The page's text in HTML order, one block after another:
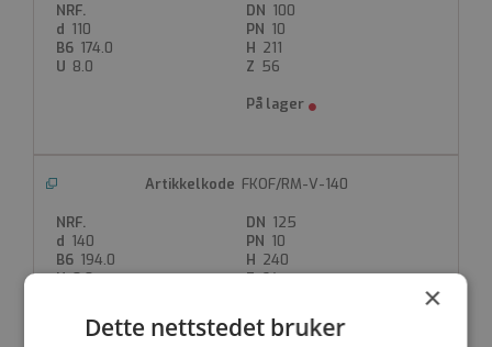
100
110
10
174.0
211
8.0
56
FKOF/RM-V-140
125
140
10
194.0
240
8.0
64
×
Dette nettstedet bruker